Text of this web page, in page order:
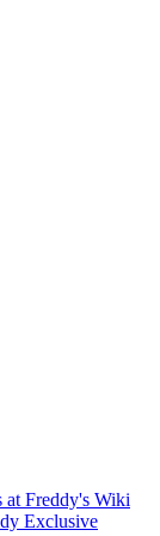
at Freddy's Wiki
Exclusive